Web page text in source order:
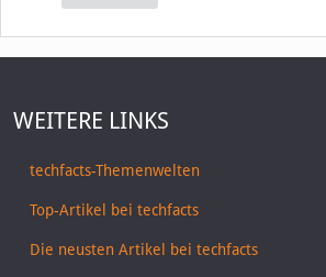
WEITERE LINKS
techfacts-Themenwelten
Top-Artikel bei techfacts
Die neusten Artikel bei techfacts